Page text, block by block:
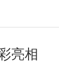
亮相